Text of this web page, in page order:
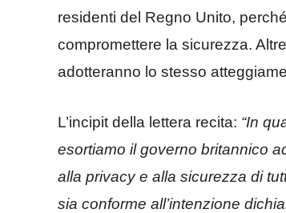
residenti del Regno Unito,
compromettere la sicurezza.
adotteranno lo stesso
L’incipit della lettera recita: “In
esortiamo il governo britannico
alla privacy e alla sicurezza di
sia conforme all’intenzione